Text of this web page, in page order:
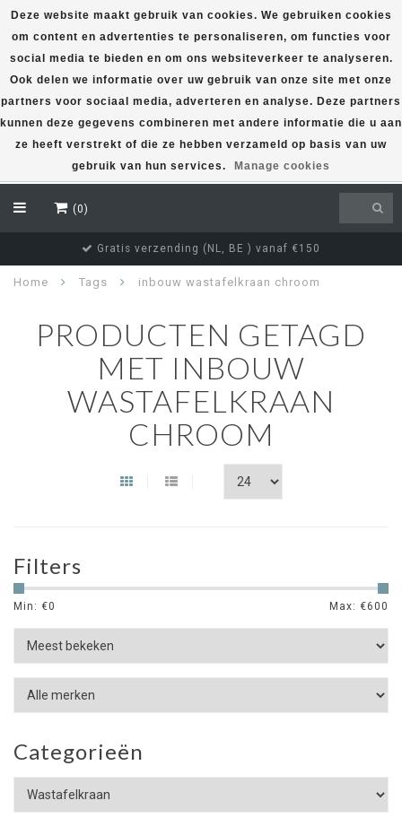
(0)
Gratis verzending (NL, BE ) vanaf €150
Home Tags inbouw wastafelkraan chroom
PRODUCTEN GETAGD
MET INBOUW
WASTAFELKRAAN
CHROOM
Filters
Min: €0 Max: €600
Categorieën
Deze website maakt gebruik van cookies. We gebruiken cookies
om content en advertenties te personaliseren, om functies voor
social media te bieden en om ons websiteverkeer te analyseren.
Ook delen we informatie over uw gebruik van onze site met onze
partners voor sociaal media, adverteren en analyse. Deze partners
kunnen deze gegevens combineren met andere informatie die u aan
ze heeft verstrekt of die ze hebben verzameld op basis van uw
gebruik van hun services.
Manage cookies